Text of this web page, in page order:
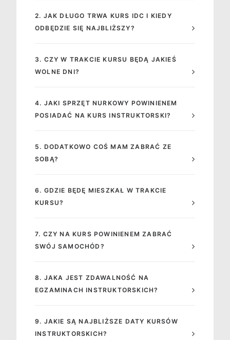
2. JAK DŁUGO TRWA KURS IDC I KIEDY
ODBĘDZIE SIĘ NAJBLIŻSZY?
3. CZY W TRAKCIE KURSU BĘDĄ JAKIEŚ
WOLNE DNI?
4. JAKI SPRZĘT NURKOWY POWINIENEM
POSIADAĆ NA KURS INSTRUKTORSKI?
5. DODATKOWO COŚ MAM ZABRAĆ ZE
SOBĄ?
6. GDZIE BĘDĘ MIESZKAŁ W TRAKCIE
KURSU?
7. CZY NA KURS POWINIENEM ZABRAĆ
SWÓJ SAMOCHÓD?
8. JAKA JEST ZDAWALNOŚĆ NA
EGZAMINACH INSTRUKTORSKICH?
9. JAKIE SĄ NAJBLIŻSZE DATY KURSÓW
INSTRUKTORSKICH?